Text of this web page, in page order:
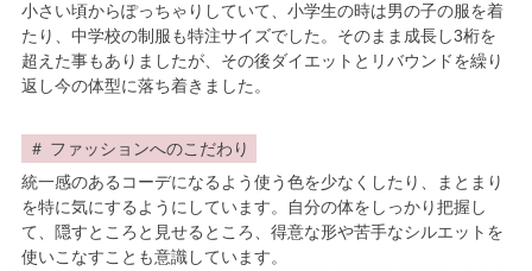
小さい頃からぽっちゃりしていて、小学生の時は男の子の服を着
たり、中学校の制服も特注サイズでした。そのまま成長し3桁を
超えた事もありましたが、その後ダイエットとリバウンドを繰り
返し今の体型に落ち着きました。
ファッションへのこだわり
統一感のあるコーデになるよう使う色を少なくしたり、まとまり
を特に気にするようにしています。自分の体をしっかり把握し
て、隠すところと見せるところ、得意な形や苦手なシルエットを
使いこなすことも意識しています。